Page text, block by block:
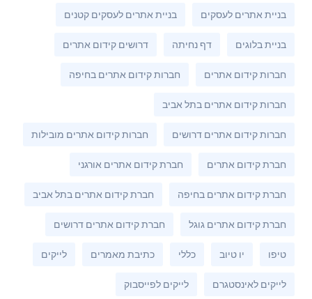
בניית אתרים לעסקים בניית אתרים לעסקים קטנים
בניית בלוגים דף נחיתה דרושים קידום אתרים
חברות קידום אתרים חברות קידום אתרים בחיפה
חברות קידום אתרים בתל אביב
חברות קידום אתרים דרושים חברות קידום אתרים מובילות
חברת קידום אתרים חברת קידום אתרים אורגני
חברת קידום אתרים בחיפה חברת קידום אתרים בתל אביב
חברת קידום אתרים גוגל חברת קידום אתרים דרושים
טיפו יו טיוב כללי כתיבת מאמרים לייקים
לייקים לאינסטגרם לייקים לפייסבוק